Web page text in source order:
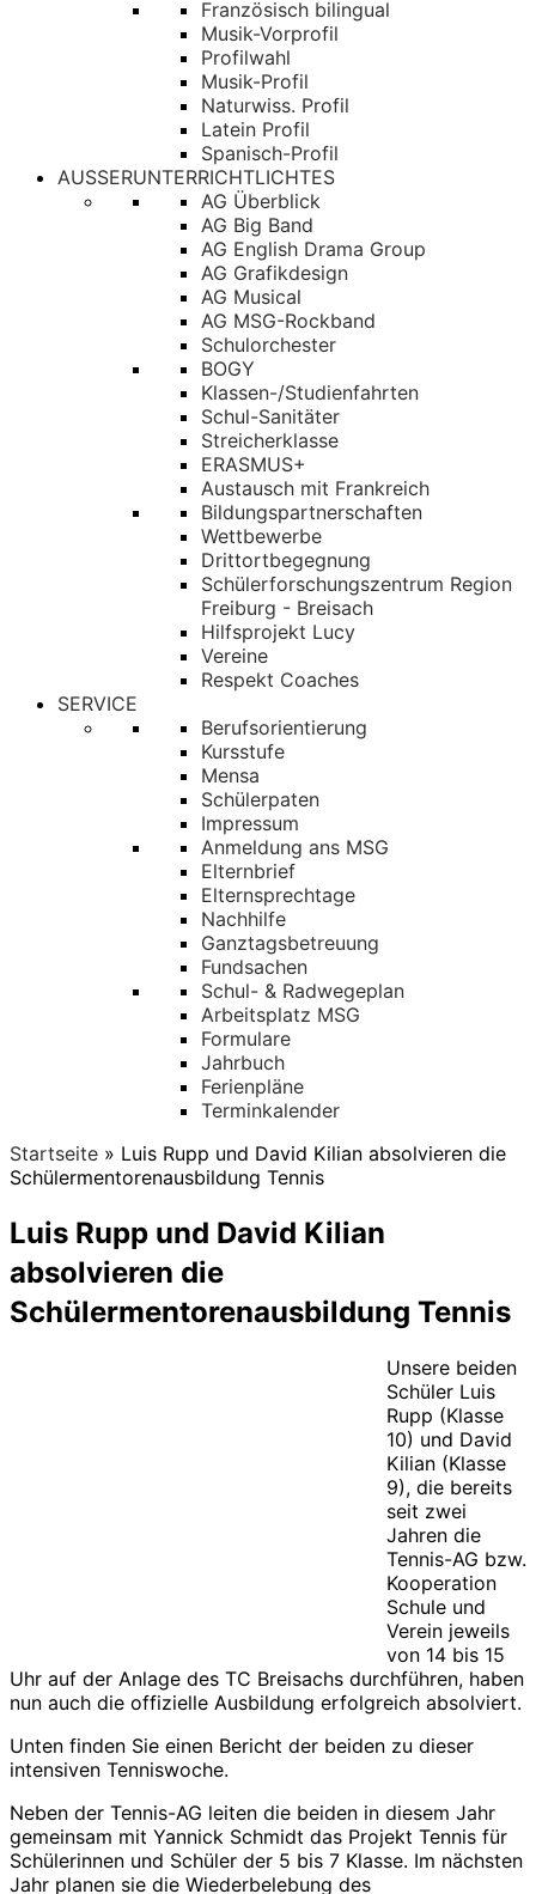
Französisch bilingual
Musik-Vorprofil
Profilwahl
Musik-Profil
Naturwiss. Profil
Latein Profil
Spanisch-Profil
AUSSERUNTERRICHTLICHTES
AG Überblick
AG Big Band
AG English Drama Group
AG Grafikdesign
AG Musical
AG MSG-Rockband
Schulorchester
BOGY
Klassen-/Studienfahrten
Schul-Sanitäter
Streicherklasse
ERASMUS+
Austausch mit Frankreich
Bildungspartnerschaften
Wettbewerbe
Drittortbegegnung
Schülerforschungszentrum Region
Freiburg - Breisach
Hilfsprojekt Lucy
Vereine
Respekt Coaches
SERVICE
Berufsorientierung
Kursstufe
Mensa
Schülerpaten
Impressum
Anmeldung ans MSG
Elternbrief
Elternsprechtage
Nachhilfe
Ganztagsbetreuung
Fundsachen
Schul- & Radwegeplan
Arbeitsplatz MSG
Formulare
Jahrbuch
Ferienpläne
Terminkalender
Startseite » Luis Rupp und David Kilian absolvieren die
Schülermentorenausbildung Tennis
Luis Rupp und David Kilian
absolvieren die
Schülermentorenausbildung Tennis
Unsere beiden
Schüler Luis
Rupp (Klasse
10) und David
Kilian (Klasse
9), die bereits
seit zwei
Jahren die
Tennis-AG bzw.
Kooperation
Schule und
Verein jeweils
von 14 bis 15
Uhr auf der Anlage des TC Breisachs durchführen, haben
nun auch die offizielle Ausbildung erfolgreich absolviert.
Unten finden Sie einen Bericht der beiden zu dieser
intensiven Tenniswoche.
Neben der Tennis-AG leiten die beiden in diesem Jahr
gemeinsam mit Yannick Schmidt das Projekt Tennis für
Schülerinnen und Schüler der 5 bis 7 Klasse. Im nächsten
Jahr planen sie die Wiederbelebung des